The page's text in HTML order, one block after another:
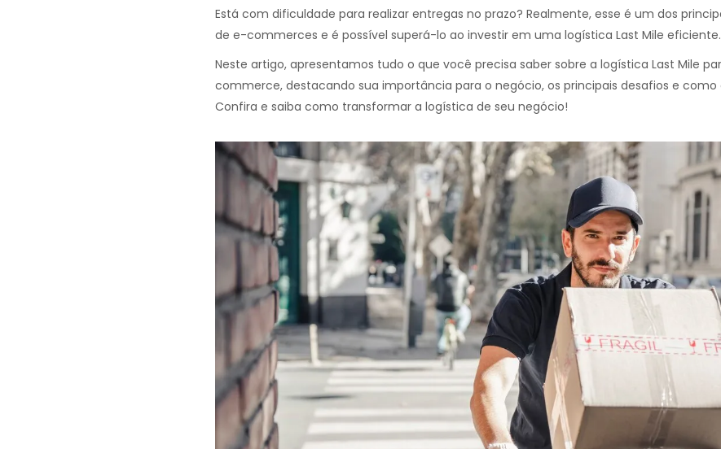
Está com dificuldade para realizar entregas no prazo? Realmente, esse é um dos
de e-commerces e é possível superá-lo ao investir em uma logística Last Mile eficiente.
Neste artigo, apresentamos tudo o que você precisa saber sobre a logística Last Mile
commerce, destacando sua importância para o negócio, os principais desafios e
Confira e saiba como transformar a logística de seu negócio!